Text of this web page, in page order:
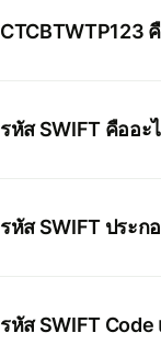
CTCBTWTP123
รหัส SWIFT คืออะ
รหัส SWIFT ประก
รหัส SWIFT